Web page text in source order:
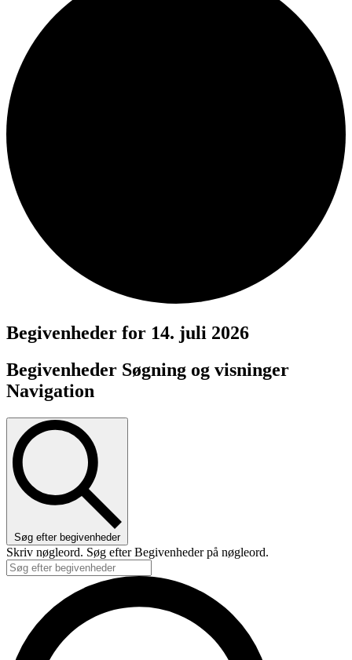
Begivenheder for 14. juli 2026
Begivenheder Søgning og visninger
Navigation
Søg efter begivenheder
Skriv nøgleord. Søg efter Begivenheder på nøgleord.